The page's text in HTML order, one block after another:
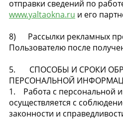
отправки сведений по
www.yaltaokna.ru и его
8) Рассылки рекламных
Пользователю после
5. СПОСОБЫ И СРОКИ
ПЕРСОНАЛЬНОЙ
1. Работа с персональной
осуществляется с
законности и